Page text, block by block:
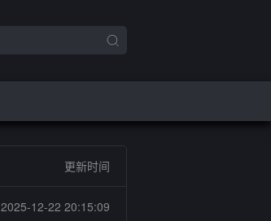
更新时间
2025-12-22 20:15:09